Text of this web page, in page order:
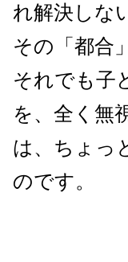
れ解決しな
その「都合
それでも子
を、全く無
は、ちょっ
のです。